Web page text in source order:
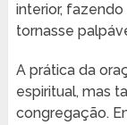
interior,
tornasse
A prática da
espiritual, mas
congregação.